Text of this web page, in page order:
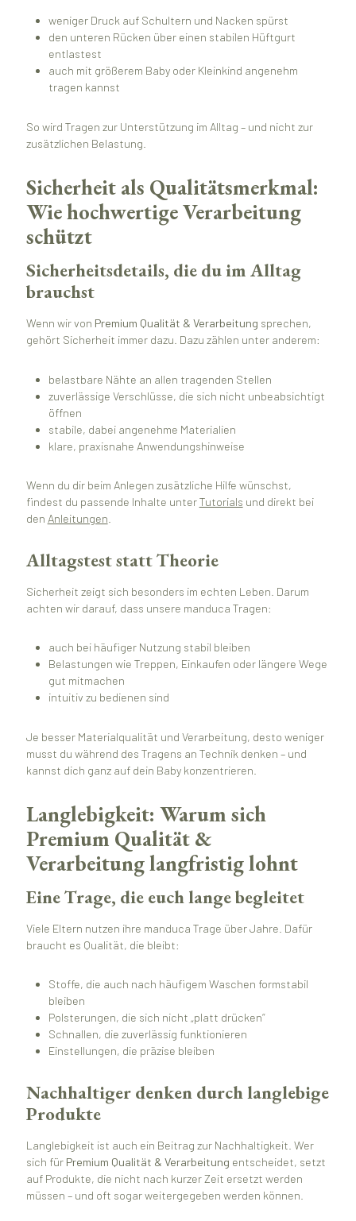
weniger Druck auf Schultern und Nacken spürst
den unteren Rücken über einen stabilen Hüftgurt
entlastest
auch mit größerem Baby oder Kleinkind angenehm
tragen kannst
So wird Tragen zur Unterstützung im Alltag – und nicht zur
zusätzlichen Belastung.
Sicherheit als Qualitätsmerkmal:
Wie hochwertige Verarbeitung
schützt
Sicherheitsdetails, die du im Alltag
brauchst
Wenn wir von Premium Qualität & Verarbeitung sprechen,
gehört Sicherheit immer dazu. Dazu zählen unter anderem:
belastbare Nähte an allen tragenden Stellen
zuverlässige Verschlüsse, die sich nicht unbeabsichtigt
öffnen
stabile, dabei angenehme Materialien
klare, praxisnahe Anwendungshinweise
Wenn du dir beim Anlegen zusätzliche Hilfe wünschst,
findest du passende Inhalte unterTutorials und direkt bei
den Anleitungen
Alltagstest statt Theorie
Sicherheit zeigt sich besonders im echten Leben. Darum
achten wir darauf, dass unsere manduca Tragen:
auch bei häufiger Nutzung stabil bleiben
Belastungen wie Treppen, Einkaufen oder längere Wege
gut mitmachen
intuitiv zu bedienen sind
Je besser Materialqualität und Verarbeitung, desto weniger
musst du während des Tragens an Technik denken – und
kannst dich ganz auf dein Baby konzentrieren.
Langlebigkeit: Warum sich
Premium Qualität &
Verarbeitung langfristig lohnt
Eine Trage, die euch lange begleitet
Viele Eltern nutzen ihre manduca Trage über Jahre. Dafür
braucht es Qualität, die bleibt:
Stoffe, die auch nach häufigem Waschen formstabil
bleiben
Polsterungen, die sich nicht „platt drücken“
Schnallen, die zuverlässig funktionieren
Einstellungen, die präzise bleiben
Nachhaltiger denken durch langlebige
Produkte
Langlebigkeit ist auch ein Beitrag zur Nachhaltigkeit. Wer
sich für Premium Qualität & Verarbeitung entscheidet, setzt
auf Produkte, die nicht nach kurzer Zeit ersetzt werden
müssen – und oft sogar weitergegeben werden können.